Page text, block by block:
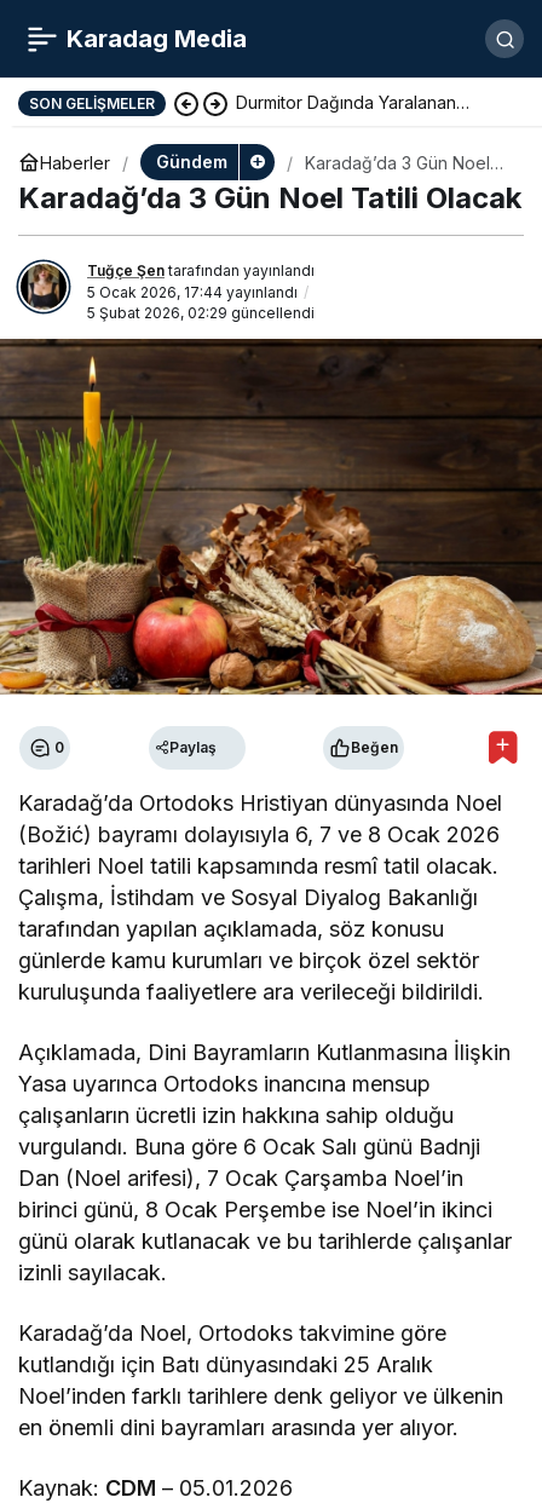
Karadag Media
SON GELIŞMELER Durmitor Dağında Yaralanan
Yunan Turist Başarıyla Kurtarıldı
Haberler Gündem
Karadağ’da 3 Gün Noel
Tatili Olacak
Karadağ’da 3 Gün Noel Tatili Olacak
Tuğçe Şentarafından yayınlandı
5 Ocak 2026, 17:44 yayınlandı
5 Şubat 2026, 02:29 güncellendi
0 Paylaş Beğen
Karadağ’da Ortodoks Hristiyan dünyasında Noel
(Božić) bayramı dolayısıyla 6, 7 ve 8 Ocak 2026
tarihleri Noel tatili kapsamında resmî tatil olacak.
Çalışma, İstihdam ve Sosyal Diyalog Bakanlığı
tarafından yapılan açıklamada, söz konusu
günlerde kamu kurumları ve birçok özel sektör
kuruluşunda faaliyetlere ara verileceği bildirildi.
Açıklamada, Dini Bayramların Kutlanmasına İlişkin
Yasa uyarınca Ortodoks inancına mensup
çalışanların ücretli izin hakkına sahip olduğu
vurgulandı. Buna göre 6 Ocak Salı günü Badnji
Dan (Noel arifesi), 7 Ocak Çarşamba Noel’in
birinci günü, 8 Ocak Perşembe ise Noel’in ikinci
günü olarak kutlanacak ve bu tarihlerde çalışanlar
izinli sayılacak.
Karadağ’da Noel, Ortodoks takvimine göre
kutlandığı için Batı dünyasındaki 25 Aralık
Noel’inden farklı tarihlere denk geliyor ve ülkenin
en önemli dini bayramları arasında yer alıyor.
Kaynak: CDM – 05.01.2026